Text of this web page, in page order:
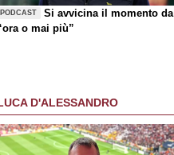
PODCAST
Si avvicina il momento da
o mai più”
D'ALESSANDRO